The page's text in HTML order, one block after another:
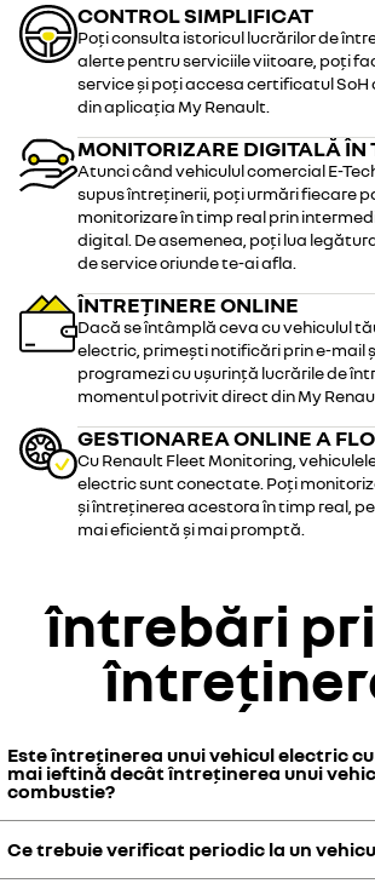
CONTROL SIMPLIFICAT
Poți consulta istoricul lucrărilor de
alerte pentru serviciile viitoare, poți
service și poți accesa certificatul SoH
din aplicația My Renault.
MONITORIZARE DIGITALĂ ÎN
Atunci când vehiculul comercial E-
supus întreținerii, poți urmări fiecare
monitorizare în timp real prin
digital. De asemenea, poți lua
de service oriunde te-ai afla.
ÎNTREȚINERE ONLINE
Dacă se întâmplă ceva cu vehiculul
electric, primești notificări prin e-mail
programezi cu ușurință lucrările de
momentul potrivit direct din My
GESTIONAREA ONLINE A
Cu Renault Fleet Monitoring,
electric sunt conectate. Poți
și întreținerea acestora în timp real,
mai eficientă și mai promptă.
întrebări
Este întreținerea unui vehicul electric
mai ieftină decât întreținerea unui
combustie?
Da. Vehiculele Electric nu au toate piesele de
cu motor termic, cum ar fi ambreiajul,
Ce trebuie verificat periodic la un